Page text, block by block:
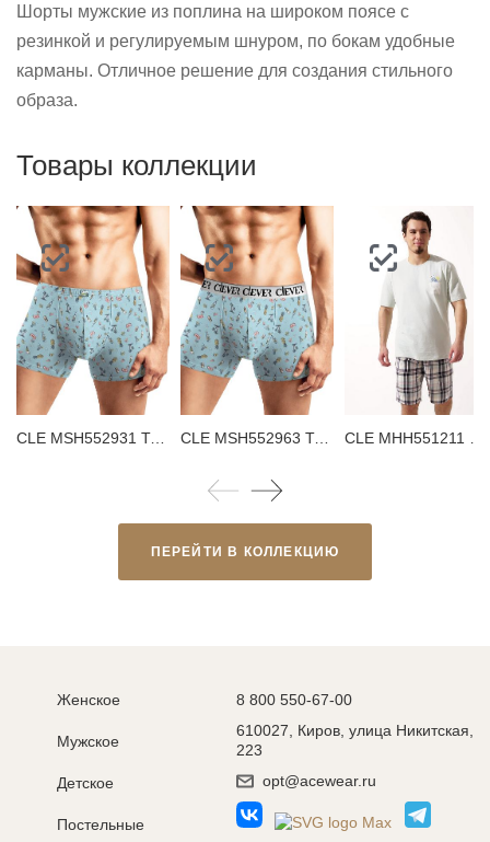
Шорты мужские из поплина на широком поясе с
резинкой и регулируемым шнуром, по бокам удобные
карманы. Отличное решение для создания стильного
образа.
Товары коллекции
CLE MSH552931 Трусы мужские шорты CLE MSH552963 Трусы мужские шорты
ПЕРЕЙТИ В КОЛЛЕКЦИЮ
Женское
Мужское
Детское
Постельные
8 800 550-67-00
610027, Киров, улица Никитская,
223
opt@acewear.ru